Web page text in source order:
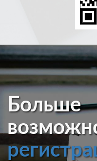
Больше